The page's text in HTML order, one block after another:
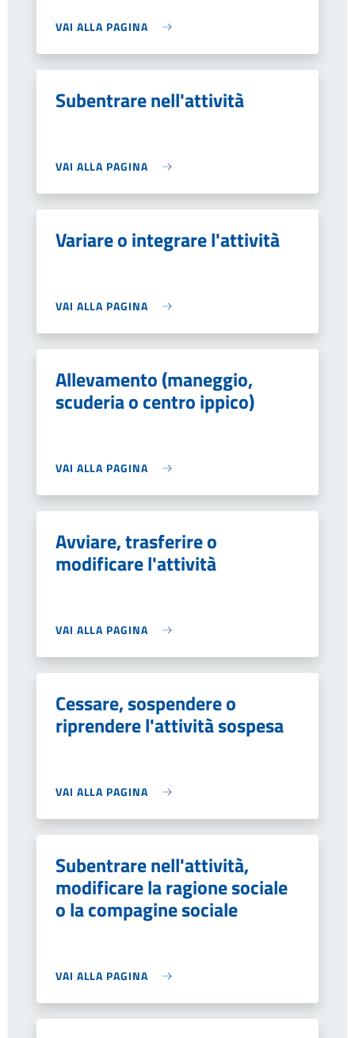
VAI ALLA PAGINA
Subentrare nell'attività
VAI ALLA PAGINA
Variare o integrare l'attività
VAI ALLA PAGINA
Allevamento (maneggio,
scuderia o centro ippico)
VAI ALLA PAGINA
Avviare, trasferire o
modificare l'attività
VAI ALLA PAGINA
Cessare, sospendere o
riprendere l'attività sospesa
VAI ALLA PAGINA
Subentrare nell'attività,
modificare la ragione sociale
o la compagine sociale
VAI ALLA PAGINA